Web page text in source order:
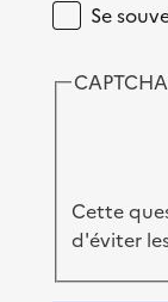
Se
CAPTCHA
Cette
d'éviter